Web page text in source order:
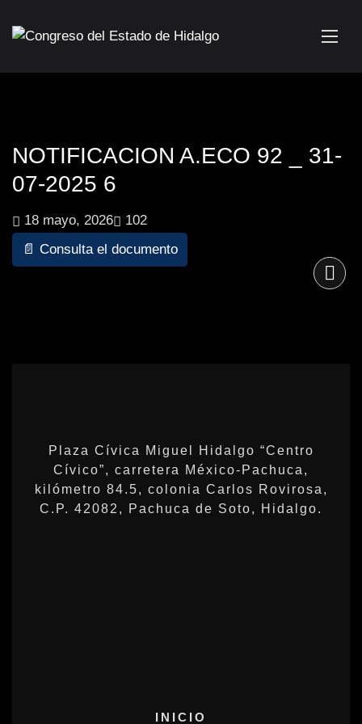
NOTIFICACION A.ECO 92 _ 31-
07-2025 6
18 mayo, 2026
102
📄 Consulta el documento
Plaza Cívica Miguel Hidalgo “Centro
Cívico”, carretera México-Pachuca,
kilómetro 84.5, colonia Carlos Rovirosa,
C.P. 42082, Pachuca de Soto, Hidalgo.
INICIO